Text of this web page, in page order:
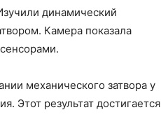
динамический
Камера показала
механического затвора у
Этот результат достигается